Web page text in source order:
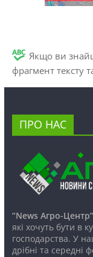
Якщо ви
фрагмент тексту
ПРО НАС
“News Агро-Центр”
які хочуть бути в
господарства. У
дрібні та середні